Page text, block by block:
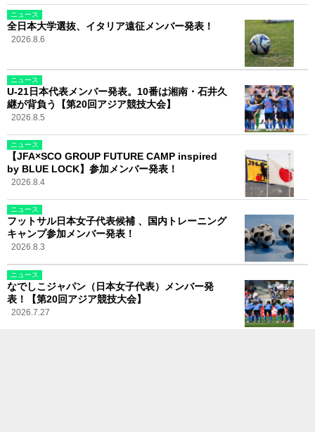
ニュース
全日本大学選抜、イタリア遠征メンバー発表！
2026.8.6
ニュース
U-21日本代表メンバー発表。10番は湘南・石井久
継が背負う【第20回アジア競技大会】
2026.8.5
ニュース
【JFA×SCO GROUP FUTURE CAMP inspired
by BLUE LOCK】参加メンバー発表！
2026.8.4
ニュース
フットサル日本女子代表候補 、国内トレーニング
キャンプ参加メンバー発表！
2026.8.3
ニュース
なでしこジャパン（日本女子代表）メンバー発
表！【第20回アジア競技大会】
2026.7.27